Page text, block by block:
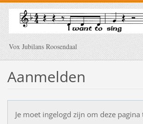
Vox Jubilans Roosendaal
Aanmelden
Je moet ingelogd zijn om deze pagina